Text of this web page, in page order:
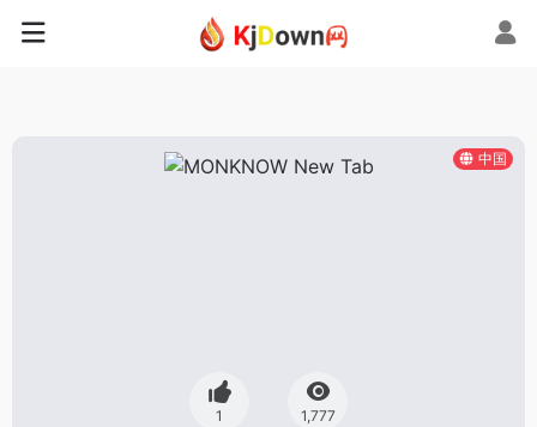
中国
1 1,777